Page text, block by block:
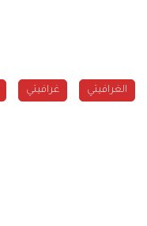
الغرافيتي غرافيتي